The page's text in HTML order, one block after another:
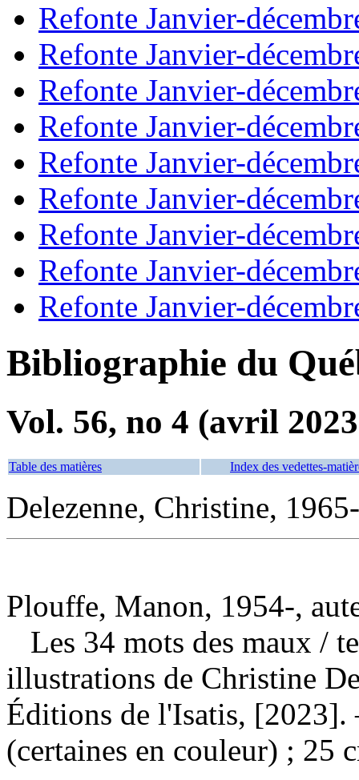
Refonte Janvier-
Refonte Janvier-
Refonte Janvier-
Refonte Janvier-
Refonte Janvier-
Refonte Janvier-
Refonte Janvier-
Refonte Janvier-
Refonte Janvier-
Bibliographie du
Vol. 56, no 4 (avril
Table des matières Index des vedettes-
Delezenne, Christine,
Plouffe, Manon, 1954-,
Les 34 mots des maux /
illustrations de Christine
Éditions de l'Isatis,
(certaines en couleur) ;